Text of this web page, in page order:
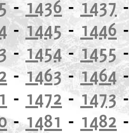
-1436-1437
-1445- 1446
- 1454-1455
-1463-1464
- 1472 - 1473
-1481 - 1482